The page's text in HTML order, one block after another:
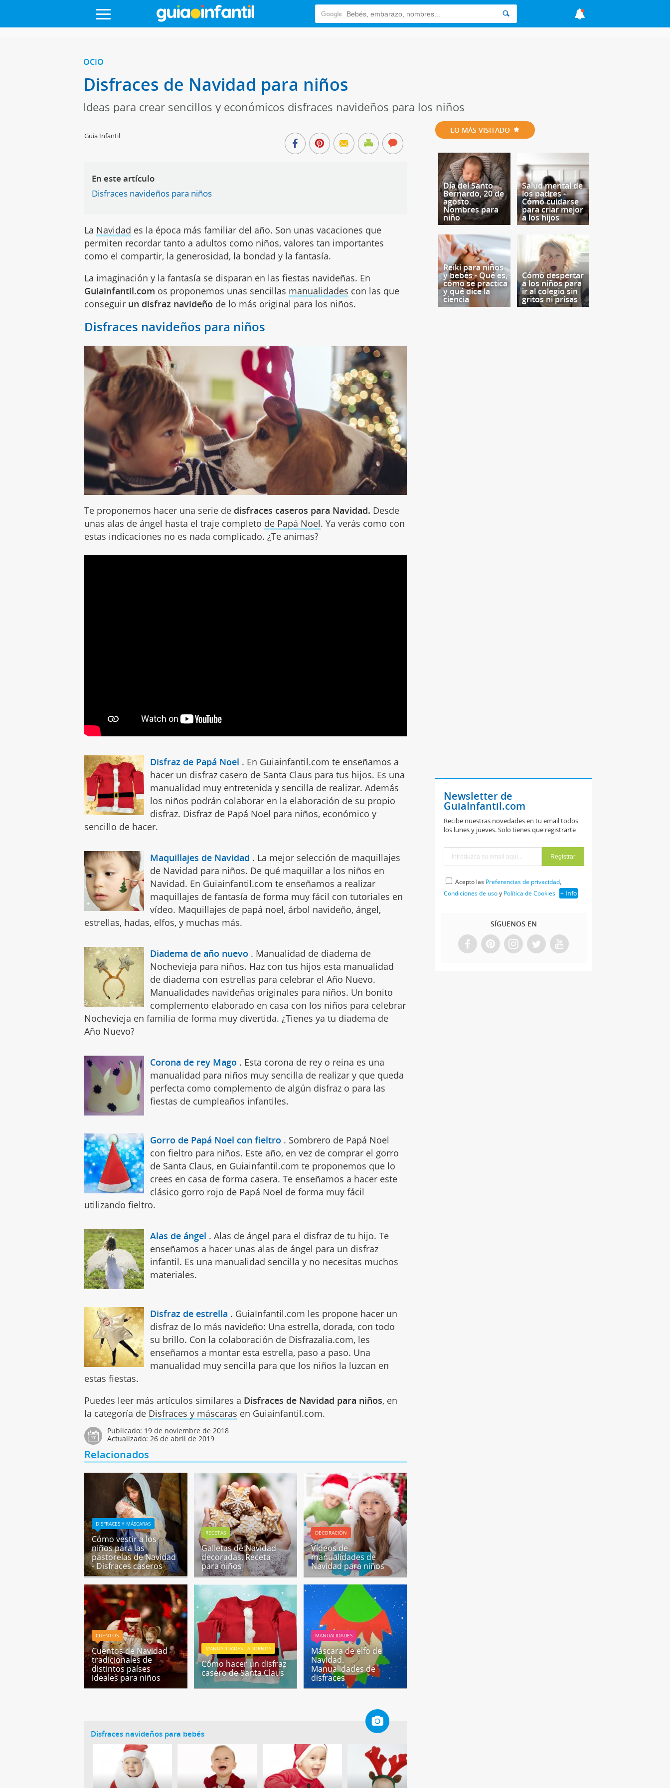
OCIO
Disfraces de Navidad para niños
Ideas para crear sencillos y económicos disfraces navideños para los niños
Guia Infantil
En este artículo
Disfraces navideños para niños
La Navidad es la época más familiar del año. Son unas vacaciones que
permiten recordar tanto a adultos como niños, valores tan importantes
como el compartir, la generosidad, la bondad y la fantasía.
La imaginación y la fantasía se disparan en las fiestas navideñas. En
Guiainfantil.com os proponemos unas sencillas manualidades con las que
conseguir un disfraz navideño de lo más original para los niños.
Disfraces navideños para niños
Te proponemos hacer una serie de disfraces caseros para Navidad. Desde
unas alas de ángel hasta el traje completo de Papá Noel. Ya verás como con
estas indicaciones no es nada complicado. ¿Te animas?
Disfraz de Papá Noel . En Guiainfantil.com te enseñamos a
hacer un disfraz casero de Santa Claus para tus hijos. Es una
manualidad muy entretenida y sencilla de realizar. Además
los niños podrán colaborar en la elaboración de su propio
disfraz. Disfraz de Papá Noel para niños, económico y
sencillo de hacer.
Maquillajes de Navidad . La mejor selección de maquillajes
de Navidad para niños. De qué maquillar a los niños en
Navidad. En Guiainfantil.com te enseñamos a realizar
maquillajes de fantasía de forma muy fácil con tutoriales en
vídeo. Maquillajes de papá noel, árbol navideño, ángel,
estrellas, hadas, elfos, y muchas más.
Diadema de año nuevo . Manualidad de diadema de
Nochevieja para niños. Haz con tus hijos esta manualidad
de diadema con estrellas para celebrar el Año Nuevo.
Manualidades navideñas originales para niños. Un bonito
complemento elaborado en casa con los niños para celebrar
Nochevieja en familia de forma muy divertida. ¿Tienes ya tu diadema de
Año Nuevo?
Corona de rey Mago . Esta corona de rey o reina es una
manualidad para niños muy sencilla de realizar y que queda
perfecta como complemento de algún disfraz o para las
fiestas de cumpleaños infantiles.
Gorro de Papá Noel con fieltro . Sombrero de Papá Noel
con fieltro para niños. Este año, en vez de comprar el gorro
de Santa Claus, en Guiainfantil.com te proponemos que lo
crees en casa de forma casera. Te enseñamos a hacer este
clásico gorro rojo de Papá Noel de forma muy fácil
utilizando fieltro.
Alas de ángel .Alas de ángel para el disfraz de tu hijo. Te
enseñamos a hacer unas alas de ángel para un disfraz
infantil. Es una manualidad sencilla y no necesitas muchos
materiales.
Disfraz de estrella . GuiaInfantil.com les propone hacer un
disfraz de lo más navideño: Una estrella, dorada, con todo
su brillo. Con la colaboración de Disfrazalia.com, les
enseñamos a montar esta estrella, paso a paso. Una
manualidad muy sencilla para que los niños la luzcan en
estas fiestas.
Puedes leer más artículos similares a Disfraces de Navidad para niños, en
la categoría de Disfraces y máscaras en Guiainfantil.com.
Publicado: 19 de noviembre de 2018
Actualizado:26 de abril de 2019
Relacionados
DISFRACES Y MÁSCARAS
Cómo vestir a los
niños para las
pastorelas de Navidad
- Disfraces caseros
RECETAS
Galletas de Navidad
decoradas. Receta
para niños
DECORACIÓN
Vídeos de
manualidades de
Navidad para niños
CUENTOS
Cuentos de Navidad
tradicionales de
distintos países
ideales para niños
MANUALIDADES - ADORNOS
Cómo hacer un disfraz
casero de Santa Claus
MANUALIDADES
Máscara de elfo de
Navidad.
Manualidades de
disfraces
Disfraces navideños para bebés
LO MÁS VISITADO
Día del Santo
Bernardo, 20 de
agosto.
Nombres para
niño
Salud mental de
los padres -
Cómo cuidarse
para criar mejor
a los hijos
Reiki para niños
y bebés - Qué es,
cómo se practica
y qué dice la
ciencia
Cómo despertar
a los niños para
ir al colegio sin
gritos ni prisas
Newsletter de
GuiaInfantil.com
Recibe nuestras novedades en tu email todos
los lunes y jueves. Solo tienes que registrarte
Acepto las Preferencias de privacidad,
Condiciones de usoy Política de Cookies + Info
SÍGUENOS EN